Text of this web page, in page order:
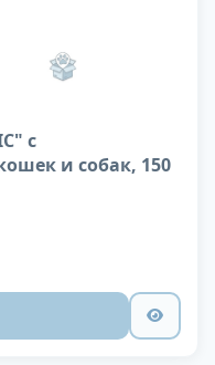
с
и собак, 150